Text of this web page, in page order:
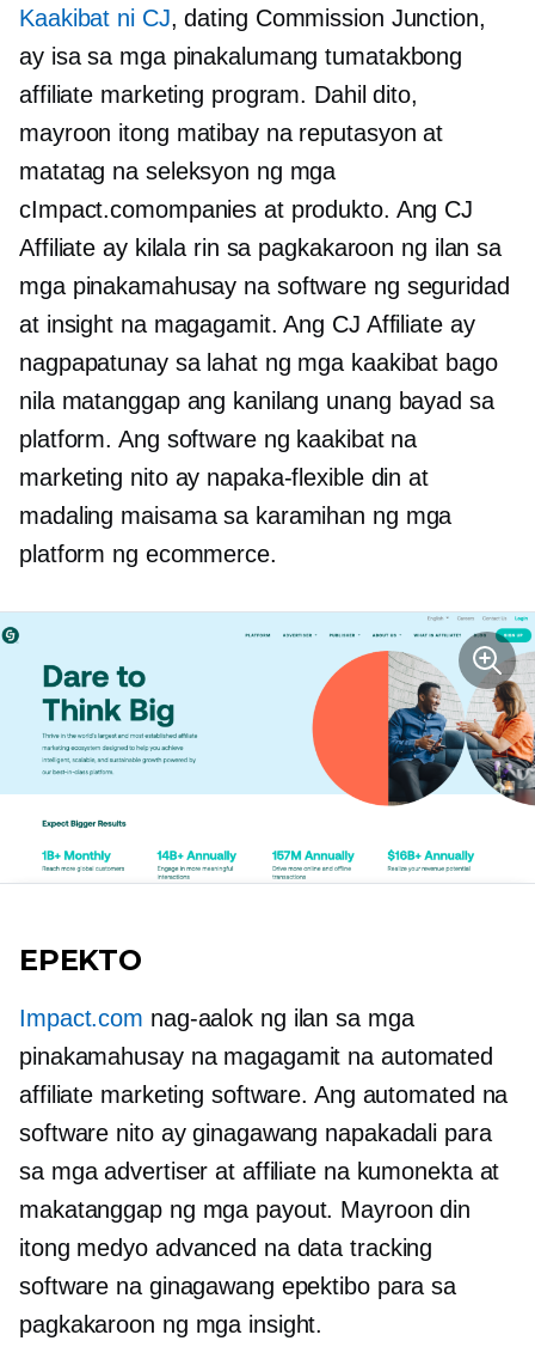
Kaakibat ni CJ, dating Commission Junction,
ay isa sa mga pinakalumang tumatakbong
affiliate marketing program. Dahil dito,
mayroon itong matibay na reputasyon at
matatag na seleksyon ng mga
cImpact.comompanies at produkto. Ang CJ
Affiliate ay kilala rin sa pagkakaroon ng ilan sa
mga pinakamahusay na software ng seguridad
at insight na magagamit. Ang CJ Affiliate ay
nagpapatunay sa lahat ng mga kaakibat bago
nila matanggap ang kanilang unang bayad sa
platform. Ang software ng kaakibat na
marketing nito ay napaka-flexible din at
madaling maisama sa karamihan ng mga
platform ng ecommerce.
EPEKTO
Impact.com nag-aalok ng ilan sa mga
pinakamahusay na magagamit na automated
affiliate marketing software. Ang automated na
software nito ay ginagawang napakadali para
sa mga advertiser at affiliate na kumonekta at
makatanggap ng mga payout. Mayroon din
itong medyo advanced na data tracking
software na ginagawang epektibo para sa
pagkakaroon ng mga insight.